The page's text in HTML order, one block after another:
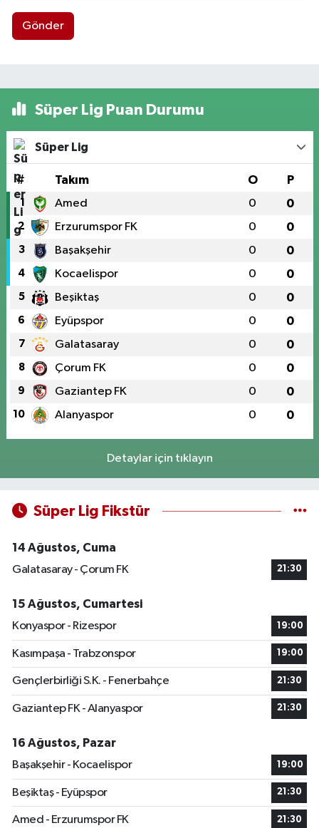
Gönder
Süper Lig Puan Durumu
Süper Lig
# Takım O P
1 Amed 0 0
2 Erzurumspor FK 0 0
3 Başakşehir 0 0
4 Kocaelispor 0 0
5 Beşiktaş 0 0
6 Eyüpspor 0 0
7 Galatasaray 0 0
8 Çorum FK 0 0
9 Gaziantep FK 0 0
10 Alanyaspor 0 0
Detaylar için tıklayın
Süper Lig Fikstür
14 Ağustos, Cuma
Galatasaray - Çorum FK
21:30
15 Ağustos, Cumartesi
Konyaspor - Rizespor
19:00
Kasımpaşa - Trabzonspor 19:00
Gençlerbirliği S.K. - Fenerbahçe 21:30
Gaziantep FK - Alanyaspor 21:30
16 Ağustos, Pazar
Başakşehir - Kocaelispor
19:00
Beşiktaş - Eyüpspor 21:30
Amed - Erzurumspor FK 21:30